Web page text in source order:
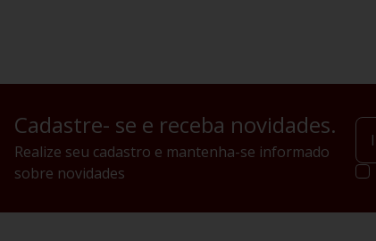
Cadastre- se e receba novidades.
Realize seu cadastro e mantenha-se informado
sobre novidades